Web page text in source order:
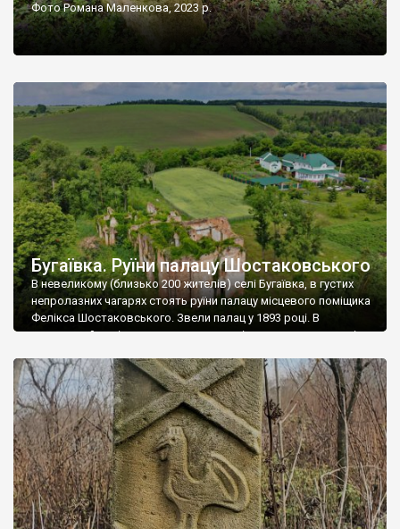
Фото Романа Маленкова, 2023 р.
Бугаївка. Руїни палацу Шостаковського
В невеликому (близько 200 жителів) селі Бугаївка, в густих
непролазних чагарях стоять руїни палацу місцевого поміщика
Фелікса Шостаковського. Звели палац у 1893 році. В
радянський період у ньому спочатку містилася школа, потім
століття тут розмістили туберкульозну лікарню. Коли із
палацу виїхала лікарня – ми точно не […]